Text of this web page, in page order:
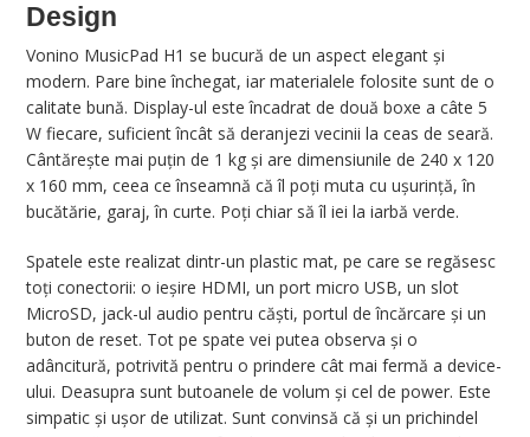
Design
Vonino MusicPad H1 se bucură de un aspect elegant și
modern. Pare bine închegat, iar materialele folosite sunt de o
calitate bună. Display-ul este încadrat de două boxe a câte 5
W fiecare, suficient încât să deranjezi vecinii la ceas de seară.
Cântărește mai puțin de 1 kg și are dimensiunile de 240 x 120
x 160 mm, ceea ce înseamnă că îl poți muta cu ușurință, în
bucătărie, garaj, în curte. Poți chiar să îl iei la iarbă verde.
Spatele este realizat dintr-un plastic mat, pe care se regăsesc
toți conectorii: o ieșire HDMI, un port micro USB, un slot
MicroSD, jack-ul audio pentru căști, portul de încărcare și un
buton de reset. Tot pe spate vei putea observa și o
adâncitură, potrivită pentru o prindere cât mai fermă a device-
ului. Deasupra sunt butoanele de volum și cel de power. Este
simpatic și ușor de utilizat. Sunt convinsă că și un prichindel